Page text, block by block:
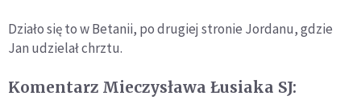
Działo się to w Betanii, po drugiej stronie Jordanu, gdzie
Jan udzielał chrztu.
Komentarz Mieczysława Łusiaka SJ: